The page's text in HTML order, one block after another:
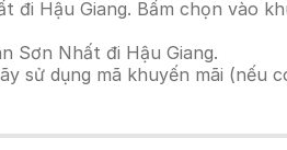
Hậu Giang. Bấm chọn vào
Sơn Nhất đi Hậu Giang.
sử dụng mã khuyến mãi (nếu